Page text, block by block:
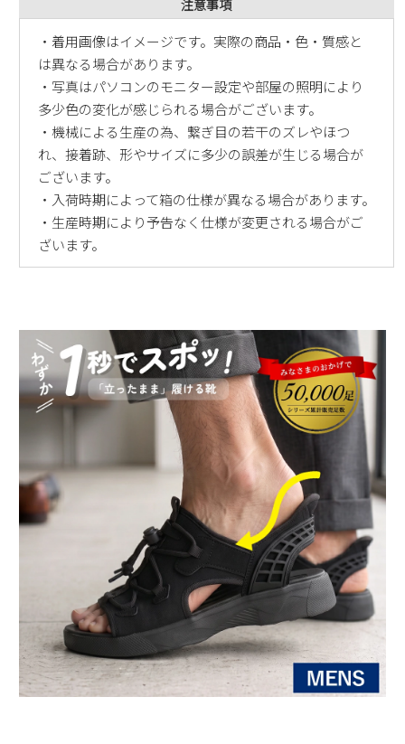
注意事項
・着用画像はイメージです。実際の商品・色・質感と
は異なる場合があります。
・写真はパソコンのモニター設定や部屋の照明により
多少色の変化が感じられる場合がございます。
・機械による生産の為、繋ぎ目の若干のズレやほつ
れ、接着跡、形やサイズに多少の誤差が生じる場合が
ございます。
・入荷時期によって箱の仕様が異なる場合があります。
・生産時期により予告なく仕様が変更される場合がご
ざいます。